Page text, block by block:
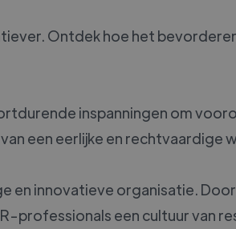
Ontdek hoe het
inspanningen om
een eerlijke en rechtvaardige
en innovatieve organisatie.
professionals een cultuur van